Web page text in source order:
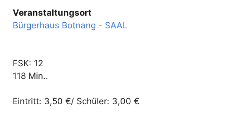
Veranstaltungsort
Bürgerhaus Botnang - SAAL
FSK: 12
118 Min..
Eintritt: 3,50 €/ Schüler: 3,00 €